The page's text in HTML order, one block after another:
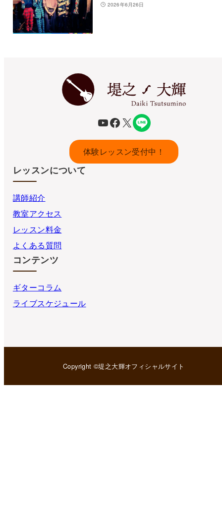
2026年6月26日
YouTube
Facebook
X
体験レッスン受付中！
レッスンについて
講師紹介
教室アクセス
レッスン料金
よくある質問
コンテンツ
ギターコラム
ライブスケジュール
Copyright ©堤之大輝オフィシャルサイト